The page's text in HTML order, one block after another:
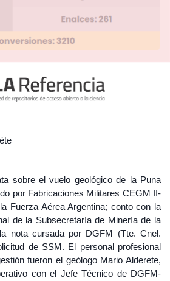
sobre el vuelo geológico de la Puna
por Fabricaciones Militares CEGM II-
Fuerza Aérea Argentina; conto con la
de la Subsecretaría de Minería de la
nota cursada por DGFM (Tte. Cnel.
de SSM. El personal profesional
fueron el geólogo Mario Alderete,
con el Jefe Técnico de DGFM-